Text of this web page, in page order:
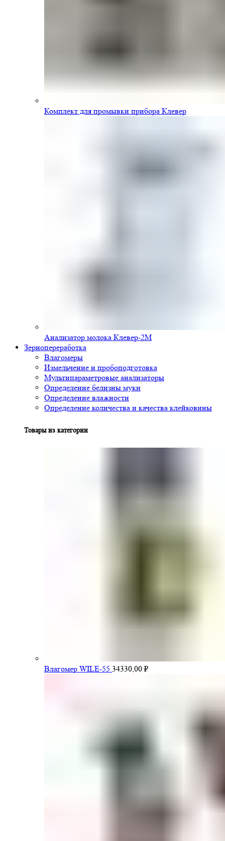
Комплект для промывки прибора Клевер
Анализатор молока Клевер-2М
Зернопереработка
Влагомеры
Измельчение и пробоподготовка
Мультипараметровые анализаторы
Определение белизны муки
Определение влажности
Определение количества и качества клейковины
Товары из категории
Влагомер WILE-55 34330,00 ₽